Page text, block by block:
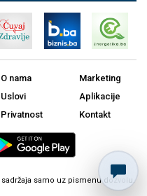
O nama
Uslovi
Privatnost
Marketing
Aplikacije
Kontakt
samo uz pismenu dozvolu.